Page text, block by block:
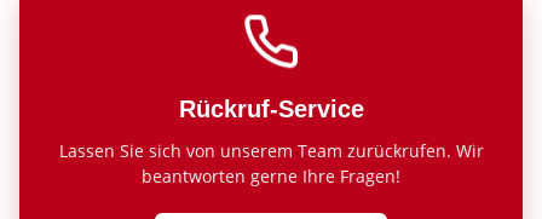
Rückruf-Service
Lassen Sie sich von unserem Team zurückrufen. Wir
beantworten gerne Ihre Fragen!